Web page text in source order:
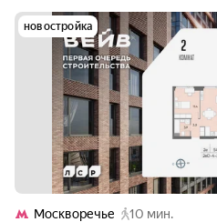
новостройка
Москворечье
10 мин.